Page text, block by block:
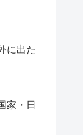
に出た
家・日